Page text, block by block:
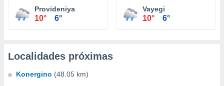
Provideniya
10° 6°
Vayegi
10° 6°
Localidades próximas
Konergino (48.05 km)